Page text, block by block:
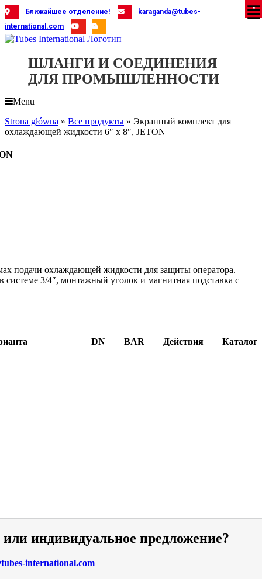
Skip
to
content
Ближайшее отделение!
karaganda@tubes-
international.com
ШЛАНГИ И СОЕДИНЕНИЯ
ДЛЯ ПРОМЫШЛЕННОСТИ
Menu
Strona główna » Все продукты » Экранный комплект для
охлаждающей жидкости 6″ x 8″, JETON
подачи охлаждающей жидкости для защиты оператора.
3/4″, монтажный уголок и магнитная подставка с
DN BAR Действия Каталог
индивидуальное предложение?
international.com
X
X
X
X
X
X
X
X
X
X
X
X
X
X
X
X
X
X
X